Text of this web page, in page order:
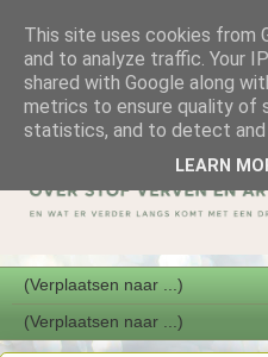
This site uses cookies from
and to analyze traffic. Your
shared with Google along
metrics to ensure quality of
statistics, and to detect and
LEARN